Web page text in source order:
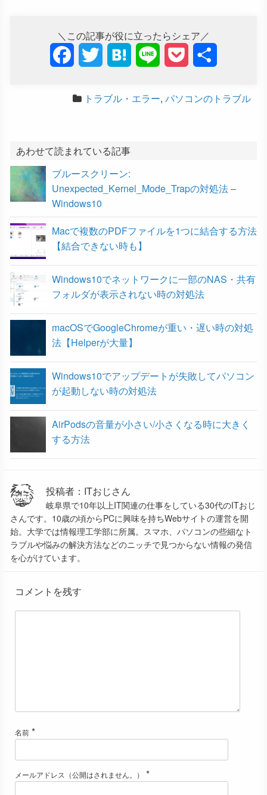
＼この記事が役に立ったらシェア／
c
b
o
o
k
t
e
r
t
n
c
トラブル・エラー, パソコンのトラブル
あわせて読まれている記事
ブルースクリーン:
Unexpected_Kernel_Mode_Trapの対処法 –
Windows10
Macで複数のPDFファイルを1つに結合する方法
【結合できない時も】
Windows10でネットワークに一部のNAS・共有
フォルダが表示されない時の対処法
macOSでGoogleChromeが重い・遅い時の対処
法【Helperが大量】
Windows10でアップデートが失敗してパソコン
が起動しない時の対処法
AirPodsの音量が小さい/小さくなる時に大きく
する方法
投稿者：ITおじさん
岐阜県で10年以上IT関連の仕事をしている30代のITおじ
さんです。10歳の頃からPCに興味を持ちWebサイトの運営を開
始。大学では情報理工学部に所属。スマホ、パソコンの些細なト
ラブルや悩みの解決方法などのニッチで見つからない情報の発信
を心がけています。
コメントを残す
名前 *
メールアドレス（公開はされません。） *